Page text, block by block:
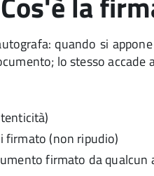
quando si
lo stesso
firmato (non ripudio)
firmato da qualcun